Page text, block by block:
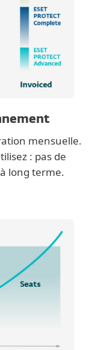
mensuelle.
: pas de
long terme.